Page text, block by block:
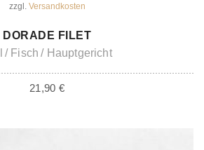
zzgl. Versandkosten
IN DEN WARENKORB
DORADE FILET
Fisch Hauptgericht
21,90 €